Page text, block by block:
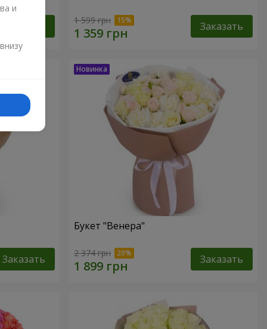
1 599 грн Заказать
Заказать
Букет "Венера"
2 374 грн Заказать
и